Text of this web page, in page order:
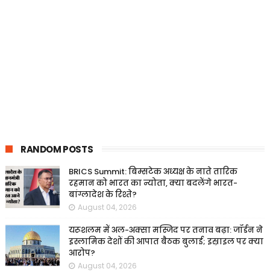
RANDOM POSTS
BRICS Summit: बिम्सटेक अध्यक्ष के नाते तारिक
रहमान को भारत का न्योता, क्या बदलेंगे भारत-
बांग्लादेश के रिश्ते?
August 04, 2026
यरूशलम में अल-अक्सा मस्जिद पर तनाव बढ़ा: जॉर्डन ने
इस्लामिक देशों की आपात बैठक बुलाई; इस्राइल पर क्या
आरोप?
August 04, 2026